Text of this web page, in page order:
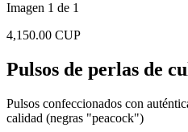
Imagen 1 de 1
4,150.00 CUP
Pulsos de perlas de
Pulsos confeccionados con
calidad (negras "peacock")